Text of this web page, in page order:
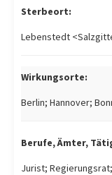
Sterbeort:
Lebenstedt
Wirkungsorte:
Berlin; Hannover;
Berufe, Ämter,
Jurist;